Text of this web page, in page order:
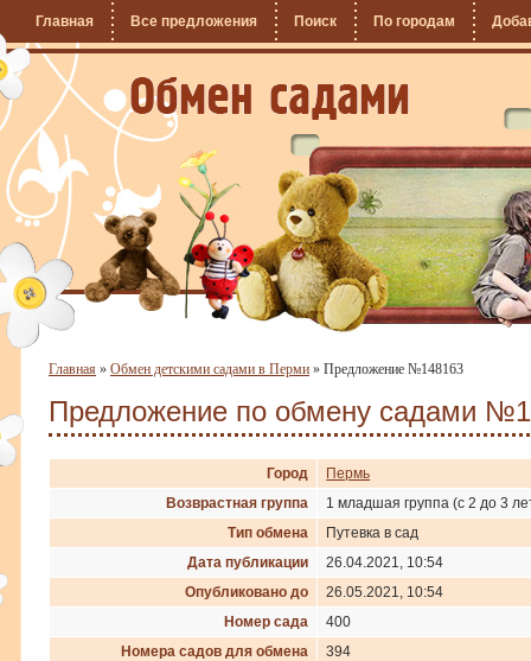
Главная Все предложения Поиск По городам
Главная » Обмен детскими садами в Перми » Предложение №148163
Предложение по обмену садами
Город
Пермь
Возврастная группа
1 младшая группа (с 2 до 3
Тип обмена
Путевка в сад
Дата публикации
26.04.2021, 10:54
Опубликовано до
26.05.2021, 10:54
Номер сада
400
Номера садов для обмена
394